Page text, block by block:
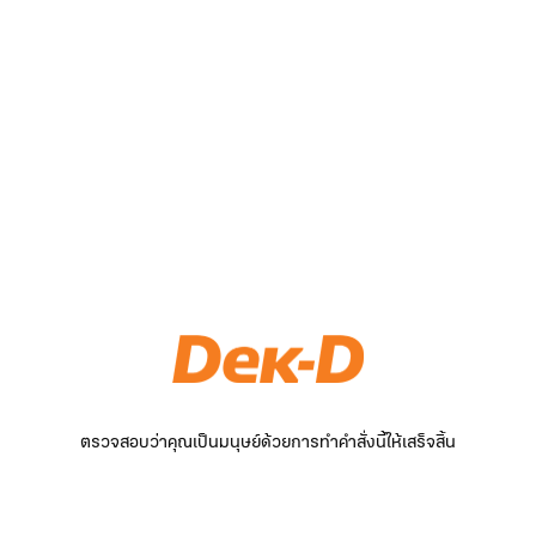
ตรวจสอบว่าคุณเป็นมนุษย์ด้วยการทำคำสั่งนี้ให้เสร็จสิ้น